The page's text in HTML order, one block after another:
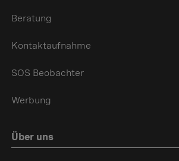
Beratung
Kontaktaufnahme
SOS Beobachter
Werbung
Über uns